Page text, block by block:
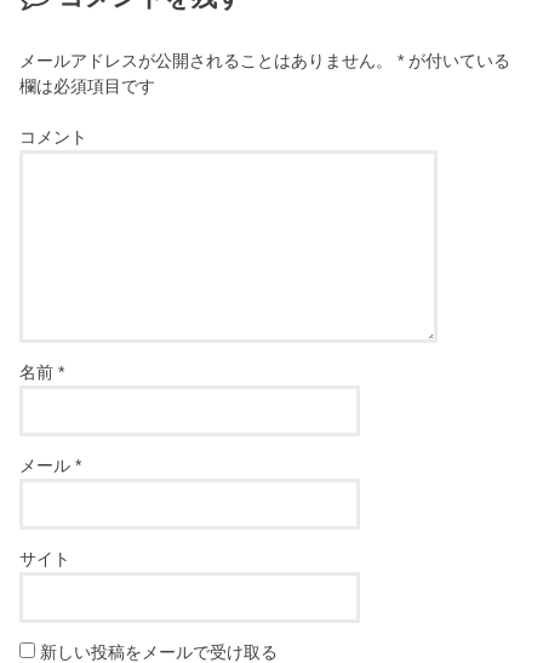
メールアドレスが公開されることはありません。 * が付いている
欄は必須項目です
コメント
名前*
メール*
サイト
新しい投稿をメールで受け取る